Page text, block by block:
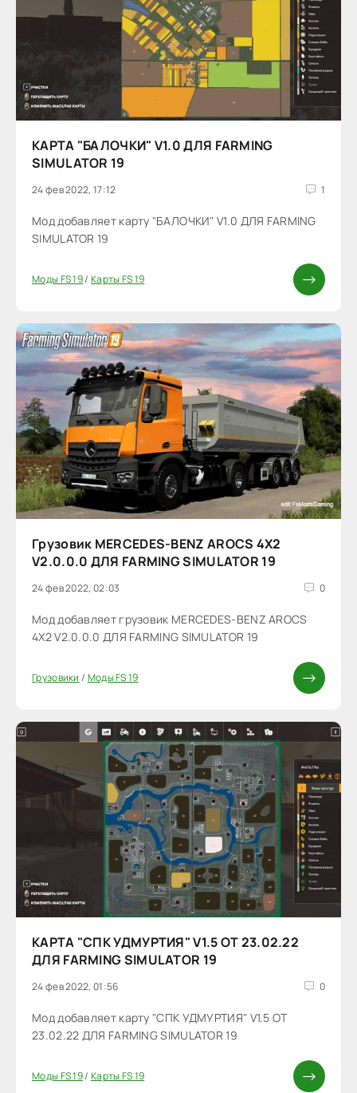
КАРТА "БАЛОЧКИ" V1.0 ДЛЯ FARMING
SIMULATOR 19
24 фев 2022, 17:12 1
Мод добавляет карту "БАЛОЧКИ" V1.0 ДЛЯ FARMING
SIMULATOR 19
Моды FS 19/ Карты FS 19
Грузовик MERCEDES-BENZ AROCS 4X2
V2.0.0.0 ДЛЯ FARMING SIMULATOR 19
24 фев 2022, 02:03 0
Мод добавляет грузовик MERCEDES-BENZ AROCS
4X2 V2.0.0.0 ДЛЯ FARMING SIMULATOR 19
Грузовики / Моды FS 19
КАРТА "СПК УДМУРТИЯ" V1.5 ОТ 23.02.22
ДЛЯ FARMING SIMULATOR 19
24 фев 2022, 01:56 0
Мод добавляет карту "СПК УДМУРТИЯ" V1.5 ОТ
23.02.22 ДЛЯ FARMING SIMULATOR 19
Моды FS 19/ Карты FS 19